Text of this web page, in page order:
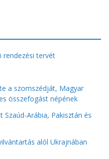
rendezési tervét
a szomszédját, Magyar
összefogást népének
Arábia, Pakisztán és
alól Ukrajnában